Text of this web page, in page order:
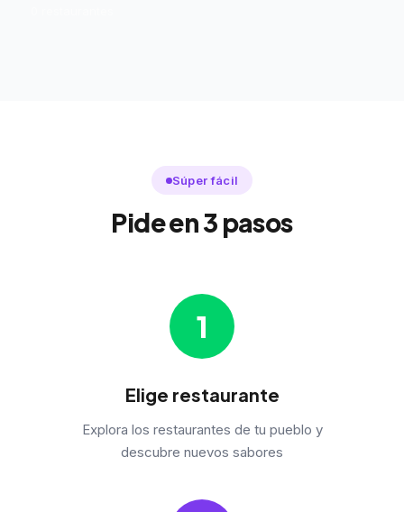
Súper fácil
Pide en 3 pasos
1
Elige restaurante
Explora los restaurantes de tu pueblo y
descubre nuevos sabores